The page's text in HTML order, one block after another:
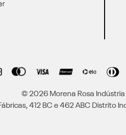
© 2026 Morena Rosa
412 BC e 462 ABC Distrito